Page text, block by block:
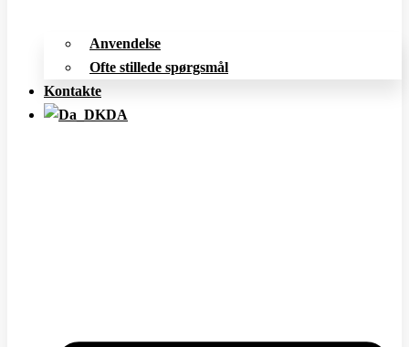
Anvendelse
Ofte stillede spørgsmål
Kontakte
DA